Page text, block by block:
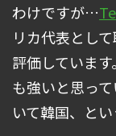
わけですが…
リカ代表とし
評価していま
も強いと思っ
いて韓国、とい